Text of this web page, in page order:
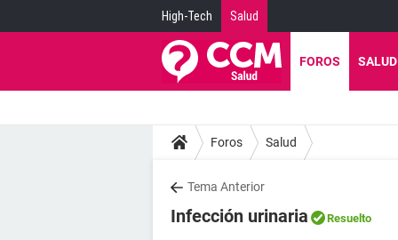
High-Tech Salud
FOROS SALUD
Foros Salud
Tema Anterior
Infección urinaria Resuelto